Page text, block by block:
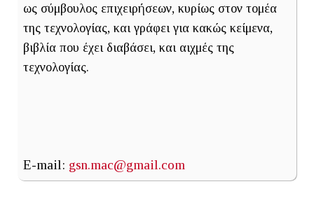
ως σύμβουλος επιχειρήσεων, κυρίως στον τομέα
της τεχνολογίας, και γράφει για κακώς κείμενα,
βιβλία που έχει διαβάσει, και αιχμές της
τεχνολογίας.
E-mail: gsn.mac@gmail.com